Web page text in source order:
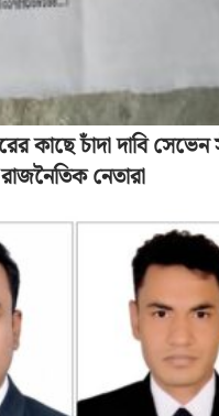
কাছে চাঁদা দাবি সেভেন
নেতারা